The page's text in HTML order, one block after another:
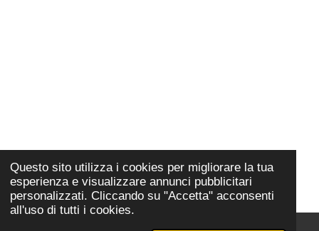
Questo sito utilizza i cookies per migliorare la tua
esperienza e visualizzare annunci pubblicitari
personalizzati. Cliccando su "Accetta" acconsenti
all'uso di tutti i cookies.